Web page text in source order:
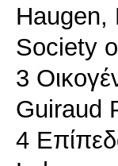
Haugen,
Society
3
Guiraud
4